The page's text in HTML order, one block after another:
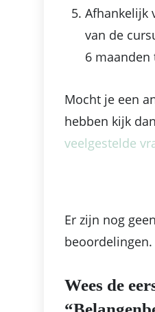
Afhankelijk
van de
6 maanden
Mocht je een
hebben kijk
veelgestelde
Er zijn nog geen
beoordelingen.
Wees de